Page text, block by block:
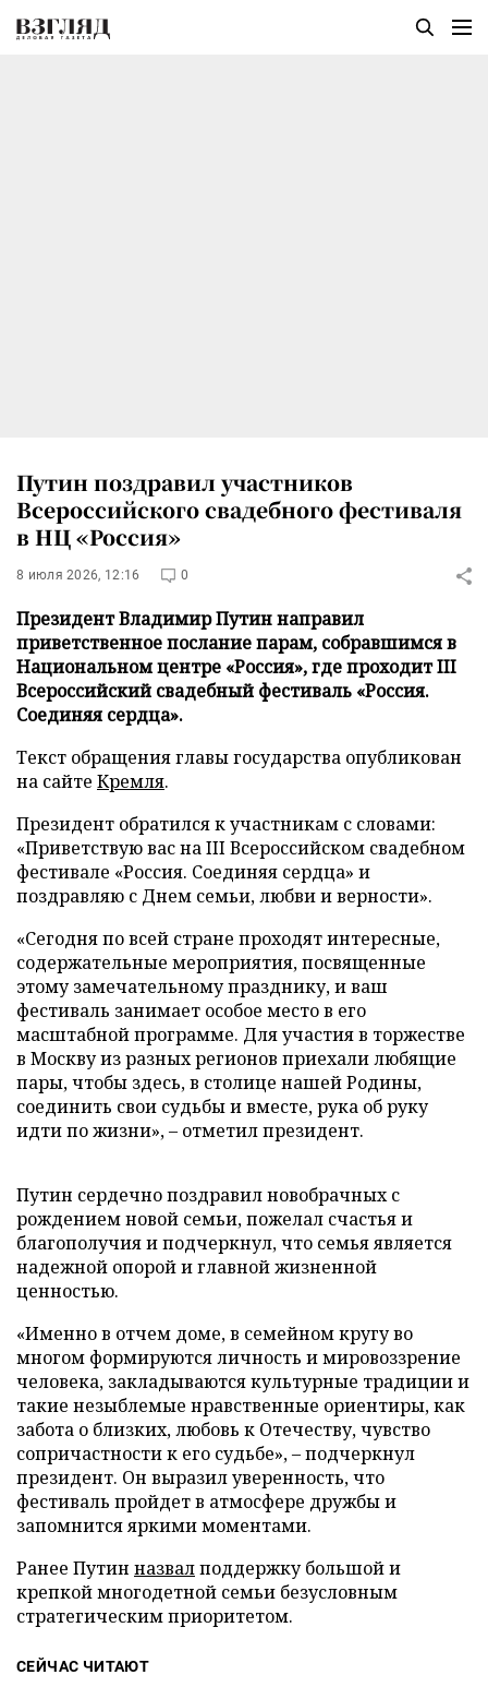
Путин поздравил участников
Всероссийского свадебного фестиваля
в НЦ «Россия»
8 июля 2026, 12:16 0
Президент Владимир Путин направил
приветственное послание парам, собравшимся в
Национальном центре «Россия», где проходит III
Всероссийский свадебный фестиваль «Россия.
Соединяя сердца».
Текст обращения главы государства опубликован
на сайте Кремля.
Президент обратился к участникам с словами:
«Приветствую вас на III Всероссийском свадебном
фестивале «Россия. Соединяя сердца» и
поздравляю с Днем семьи, любви и верности».
«Сегодня по всей стране проходят интересные,
содержательные мероприятия, посвященные
этому замечательному празднику, и ваш
фестиваль занимает особое место в его
масштабной программе. Для участия в торжестве
в Москву из разных регионов приехали любящие
пары, чтобы здесь, в столице нашей Родины,
соединить свои судьбы и вместе, рука об руку
идти по жизни», – отметил президент.
Путин сердечно поздравил новобрачных с
рождением новой семьи, пожелал счастья и
благополучия и подчеркнул, что семья является
надежной опорой и главной жизненной
ценностью.
«Именно в отчем доме, в семейном кругу во
многом формируются личность и мировоззрение
человека, закладываются культурные традиции и
такие незыблемые нравственные ориентиры, как
забота о близких, любовь к Отечеству, чувство
сопричастности к его судьбе», – подчеркнул
президент. Он выразил уверенность, что
фестиваль пройдет в атмосфере дружбы и
запомнится яркими моментами.
Ранее Путин назвалподдержку большой и
крепкой многодетной семьи безусловным
стратегическим приоритетом.
СЕЙЧАС ЧИТАЮТ